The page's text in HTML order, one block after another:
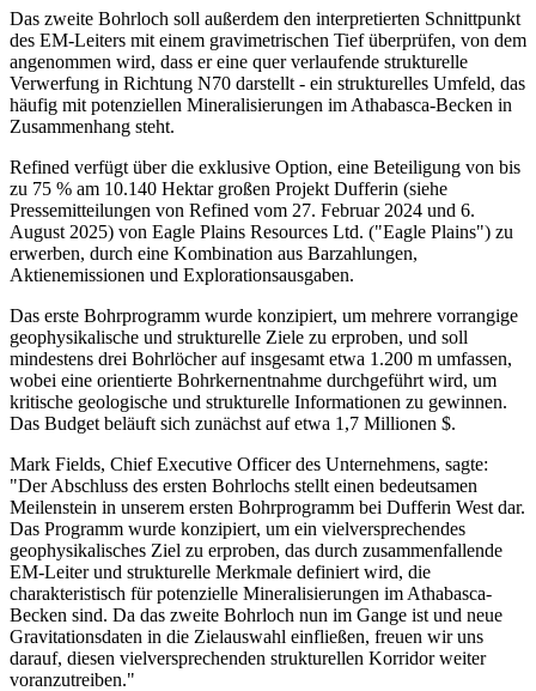
Das zweite Bohrloch soll außerdem den interpretierten Schnittpunkt
des EM-Leiters mit einem gravimetrischen Tief überprüfen, von dem
angenommen wird, dass er eine quer verlaufende strukturelle
Verwerfung in Richtung N70 darstellt - ein strukturelles Umfeld, das
häufig mit potenziellen Mineralisierungen im Athabasca-Becken in
Zusammenhang steht.
Refined verfügt über die exklusive Option, eine Beteiligung von bis
zu 75 % am 10.140 Hektar großen Projekt Dufferin (siehe
Pressemitteilungen von Refined vom 27. Februar 2024 und 6.
August 2025) von Eagle Plains Resources Ltd. ("Eagle Plains") zu
erwerben, durch eine Kombination aus Barzahlungen,
Aktienemissionen und Explorationsausgaben.
Das erste Bohrprogramm wurde konzipiert, um mehrere vorrangige
geophysikalische und strukturelle Ziele zu erproben, und soll
mindestens drei Bohrlöcher auf insgesamt etwa 1.200 m umfassen,
wobei eine orientierte Bohrkernentnahme durchgeführt wird, um
kritische geologische und strukturelle Informationen zu gewinnen.
Das Budget beläuft sich zunächst auf etwa 1,7 Millionen $.
Mark Fields, Chief Executive Officer des Unternehmens, sagte:
"Der Abschluss des ersten Bohrlochs stellt einen bedeutsamen
Meilenstein in unserem ersten Bohrprogramm bei Dufferin West dar.
Das Programm wurde konzipiert, um ein vielversprechendes
geophysikalisches Ziel zu erproben, das durch zusammenfallende
EM-Leiter und strukturelle Merkmale definiert wird, die
charakteristisch für potenzielle Mineralisierungen im Athabasca-
Becken sind. Da das zweite Bohrloch nun im Gange ist und neue
Gravitationsdaten in die Zielauswahl einfließen, freuen wir uns
darauf, diesen vielversprechenden strukturellen Korridor weiter
voranzutreiben."